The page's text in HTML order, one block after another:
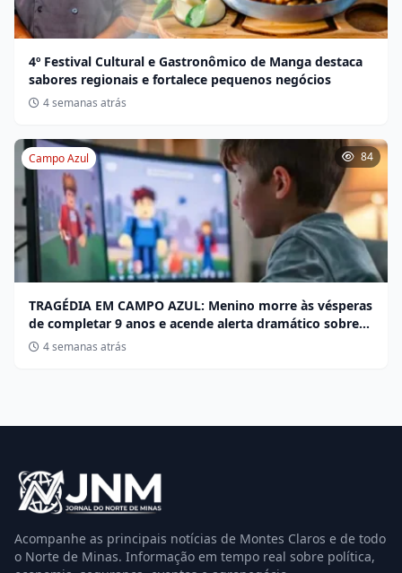
4º Festival Cultural e Gastronômico de Manga destaca
sabores regionais e fortalece pequenos negócios
4 semanas atrás
Campo Azul 84
TRAGÉDIA EM CAMPO AZUL: Menino morre às vésperas
de completar 9 anos e acende alerta dramático sobre
desafios no Roblox
4 semanas atrás
Acompanhe as principais notícias de Montes Claros e de todo
o Norte de Minas. Informação em tempo real sobre política,